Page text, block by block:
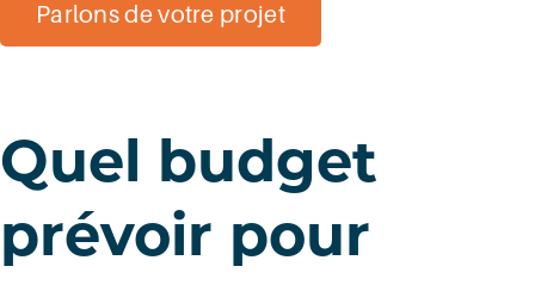
Parlons de votre projet
Quel budget
prévoir pour